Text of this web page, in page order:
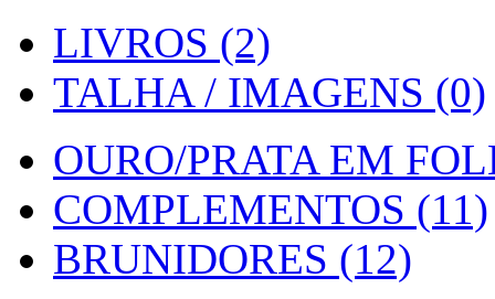
LIVROS (2)
TALHA / IMAGENS (0)
OURO/PRATA EM
COMPLEMENTOS (11)
BRUNIDORES (12)